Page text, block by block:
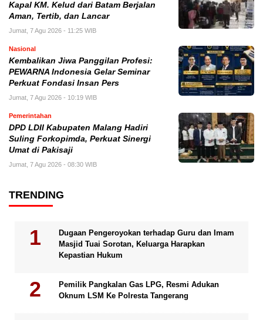
Kapal KM. Kelud dari Batam Berjalan
Aman, Tertib, dan Lancar
Jumat, 7 Agu 2026 - 11:25 WIB
Nasional
Kembalikan Jiwa Panggilan Profesi:
PEWARNA Indonesia Gelar Seminar
Perkuat Fondasi Insan Pers
Jumat, 7 Agu 2026 - 10:19 WIB
Pemerintahan
DPD LDII Kabupaten Malang Hadiri
Suling Forkopimda, Perkuat Sinergi
Umat di Pakisaji
Jumat, 7 Agu 2026 - 08:30 WIB
TRENDING
Dugaan Pengeroyokan terhadap Guru dan Imam
Masjid Tuai Sorotan, Keluarga Harapkan
Kepastian Hukum
Pemilik Pangkalan Gas LPG, Resmi Adukan
Oknum LSM Ke Polresta Tangerang